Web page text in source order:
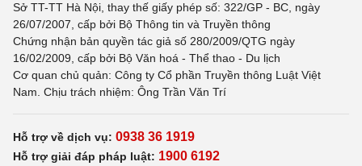
Sở TT-TT Hà Nội, thay thế giấy phép số: 322/GP - BC, ngày
26/07/2007, cấp bởi Bộ Thông tin và Truyền thông
Chứng nhận bản quyền tác giả số 280/2009/QTG ngày
16/02/2009, cấp bởi Bộ Văn hoá - Thể thao - Du lịch
Cơ quan chủ quản: Công ty Cổ phần Truyền thông Luật Việt
Nam. Chịu trách nhiệm: Ông Trần Văn Trí
Hỗ trợ về dịch vụ: 0938 36 1919
Hỗ trợ giải đáp pháp luật: 1900 6192